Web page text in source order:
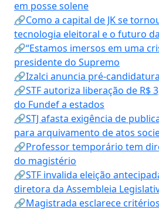
em posse solene
🔗Como a capital de JK se
tecnologia eleitoral e o futuro
🔗“Estamos imersos em uma
presidente do Supremo
🔗Izalci anuncia pré-
🔗STF autoriza liberação de R$
do Fundef a estados
🔗STJ afasta exigência de
para arquivamento de atos
🔗Professor temporário tem
do magistério
🔗STF invalida eleição
diretora da Assembleia
🔗Magistrada esclarece